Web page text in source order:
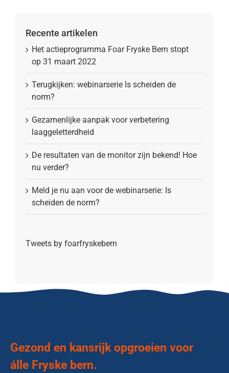
Recente artikelen
Het actieprogramma Foar Fryske Bern stopt
op 31 maart 2022
Terugkijken: webinarserie Is scheiden de
norm?
Gezamenlijke aanpak voor verbetering
laaggeletterdheid
De resultaten van de monitor zijn bekend! Hoe
nu verder?
Meld je nu aan voor de webinarserie: Is
scheiden de norm?
Tweets by foarfryskebern
Gezond en kansrijk opgroeien voor
álle Fryske bern.